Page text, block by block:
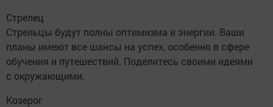
Стрелец
Стрельцы будут полны оптимизма и энергии. Ваши
планы имеют все шансы на успех, особенно в сфере
обучения и путешествий. Поделитесь своими идеями
с окружающими.
Козерог